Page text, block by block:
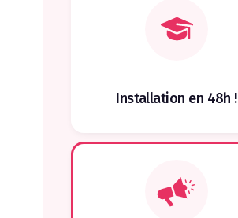
Installation en 48h !